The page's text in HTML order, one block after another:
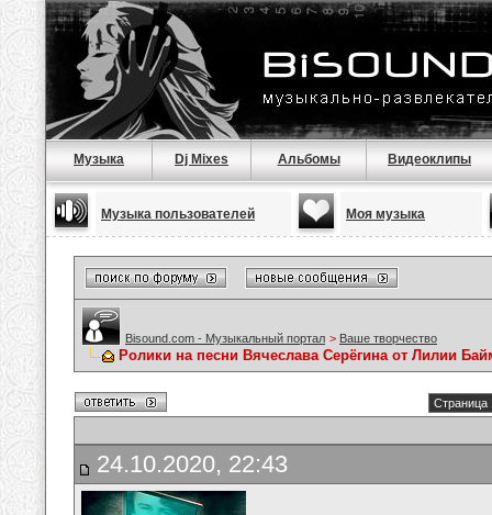
Музыка Dj Mixes Альбомы Видеоклипы
Музыка пользователей Моя музыка
Bisound.com - Музыкальный портал > Ваше творчество
Ролики на песни Вячеслава Серёгина от Лилии
Страница
24.10.2020, 22:43